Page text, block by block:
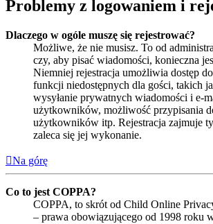
Problemy z logowaniem i
Dlaczego w ogóle muszę się rejestrować?
Możliwe, że nie musisz. To od
czy, aby pisać wiadomości, konieczna
Niemniej rejestracja umożliwia dostęp
funkcji niedostępnych dla gości, takich
wysyłanie prywatnych wiadomości i e-
użytkowników, możliwość przypisania
użytkowników itp. Rejestracja zajmuje
zaleca się jej wykonanie.
Na górę
Co to jest COPPA?
COPPA, to skrót od Child Online
– prawa obowiązującego od 1998 roku